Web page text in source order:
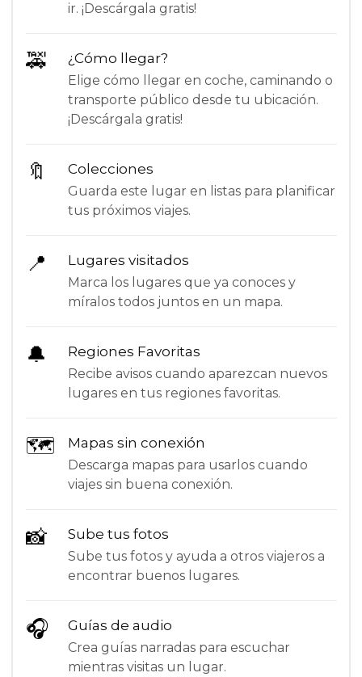
ir. ¡Descárgala gratis!
🚕 ¿Cómo llegar?
Elige cómo llegar en coche, caminando o
transporte público desde tu ubicación.
¡Descárgala gratis!
🔖 Colecciones
Guarda este lugar en listas para planificar
tus próximos viajes.
📍 Lugares visitados
Marca los lugares que ya conoces y
míralos todos juntos en un mapa.
🔔 Regiones Favoritas
Recibe avisos cuando aparezcan nuevos
lugares en tus regiones favoritas.
🗺 Mapas sin conexión
Descarga mapas para usarlos cuando
viajes sin buena conexión.
📸 Sube tus fotos
Sube tus fotos y ayuda a otros viajeros a
encontrar buenos lugares.
🎧 Guías de audio
Crea guías narradas para escuchar
mientras visitas un lugar.